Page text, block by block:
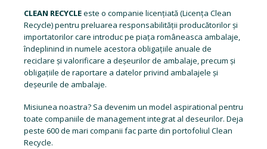
CLEAN RECYCLEeste o companie licențiată (Licența Clean
Recycle) pentru preluarea responsabilității producătorilor și
importatorilor care introduc pe piața româneasca ambalaje,
îndeplinind in numele acestora obligațiile anuale de
reciclare și valorificare a deșeurilor de ambalaje, precum și
obligațiile de raportare a datelor privind ambalajele și
deșeurile de ambalaje.
Misiunea noastra? Sa devenim un model aspirational pentru
toate companiile de management integrat al deseurilor. Deja
peste 600 de mari companii fac parte din portofoliul Clean
Recycle.